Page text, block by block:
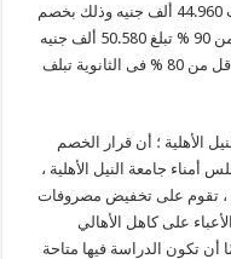
90 % في الثانوية العامة تبلغ قيمة المصروفات 44.960 ألف جنيه وذلك بخصم
20 % ؛ و الحاصلين على مجموع من 80 وأقل من 90 % تبلغ 50.580 ألف جنيه
وذلك بخصم 10 % ؛ و الحاصلين على مجموع أقل من 80 % فى الثانوية تبلف
الأهلية ؛ أن قرار الخصم
جامعة النيل الأهلية ،
، تقوم على تخفيض مصروفات
على كاهل الأهالي
أن تكون الدراسة فيها متاحة